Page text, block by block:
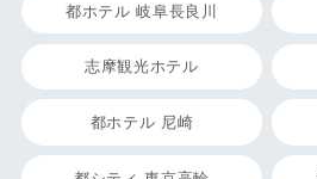
都ホテル 岐阜長良川
志摩観光ホテル
都ホテル 尼崎